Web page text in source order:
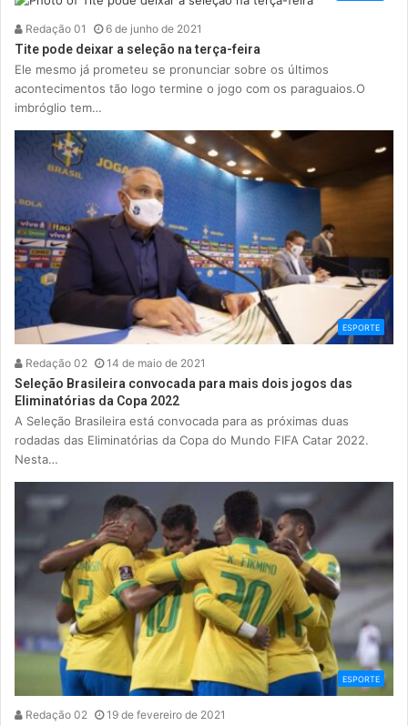
Redação 01 6 de junho de 2021
Tite pode deixar a seleção na terça-feira
Ele mesmo já prometeu se pronunciar sobre os últimos
acontecimentos tão logo termine o jogo com os paraguaios.O
imbróglio tem…
ESPORTE
Redação 02 14 de maio de 2021
Seleção Brasileira convocada para mais dois jogos das
Eliminatórias da Copa 2022
A Seleção Brasileira está convocada para as próximas duas
rodadas das Eliminatórias da Copa do Mundo FIFA Catar 2022.
Nesta…
ESPORTE
Redação 02 19 de fevereiro de 2021